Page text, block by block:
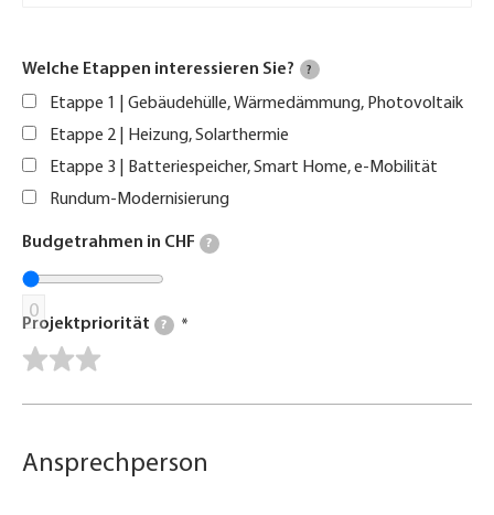
Welche Etappen interessieren Sie? ?
Etappe 1 | Gebäudehülle, Wärmedämmung, Photovoltaik
Etappe 2 | Heizung, Solarthermie
Etappe 3 | Batteriespeicher, Smart Home, e-Mobilität
Rundum-Modernisierung
Budgetrahmen in CHF ?
0
Projektpriorität ?
Ansprechperson